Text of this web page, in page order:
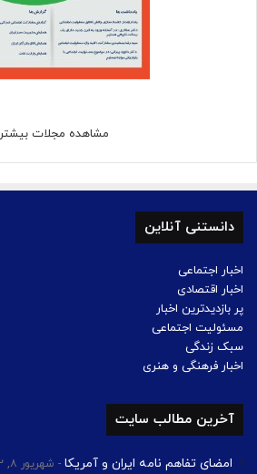
مشاهده مجلات بیشتر
دانستنی آنلاین
اخبار اجتماعی
اخبار اقتصادی
پر بازدیدترین اخبار
مسئولیت اجتماعی
سبک زندگی
اخبار فرهنگی و هنری
آخرین مطالب سایت
امضای تفاهم نامه ایران و آمریکا شهریور ۸, ۱۴۰۲